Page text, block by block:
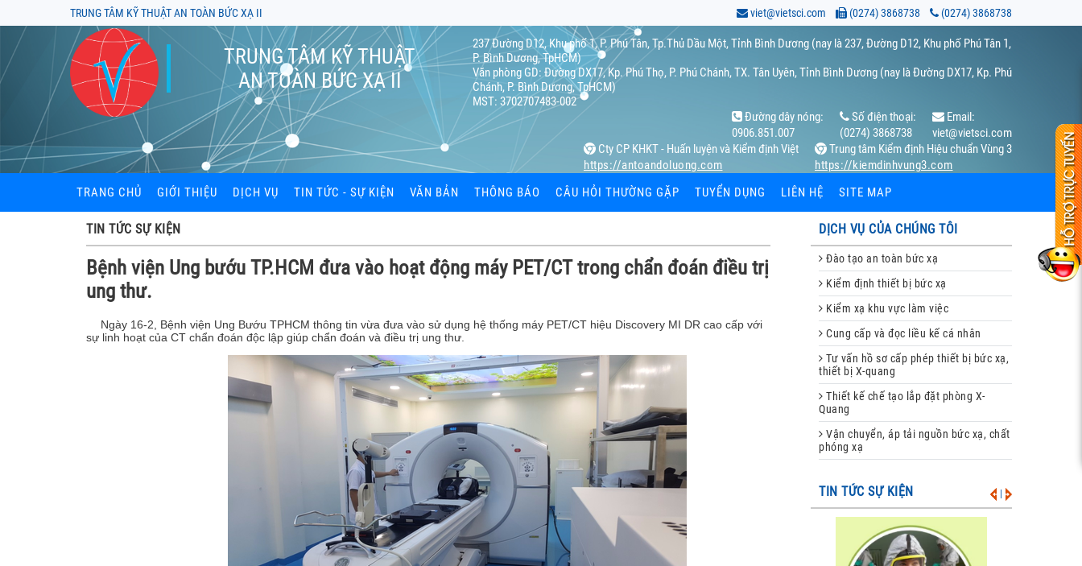
TRUNG TÂM KỸ THUẬT AN TOÀN BỨC XẠ II (0274) 3868738
(0274) 3868738
viet@vietsci.com
TRUNG TÂM KỸ THUẬT
AN TOÀN BỨC XẠ II
237 Đường D12, Khu phố 1, P. Phú Tân, Tp.Thủ Dầu Một, Tỉnh Bình Dương (nay là 237, Đường D12, Khu phố Phú Tân 1,
P. Bình Dương, TpHCM)
Văn phòng GD: Đường DX17, Kp. Phú Thọ, P. Phú Chánh, TX. Tân Uyên, Tỉnh Bình Dương (nay là Đường DX17, Kp. Phú
Chánh, P. Bình Dương, TpHCM)
MST: 3702707483-002
Email:
viet@vietsci.com
Số điện thoại:
(0274) 3868738
Đường dây nóng:
0906.851.007
Trung tâm Kiểm định Hiệu chuẩn Vùng 3
https://kiemdinhvung3.com
Cty CP KHKT - Huấn luyện và Kiểm định Việt
https://antoandoluong.com
TRANG CHỦ
GIỚI THIỆU DỊCH VỤ
Kiểm định thiết bị bức xạ
Tư vấn hồ sơ cấp phép thiết bị bức
xạ, thiết bị X-quang
Thiết kế chế tạo lắp đặt phòng X-
Quang
Vận chuyển, áp tải nguồn bức xạ,
TIN TỨC - SỰ KIỆN VĂN BẢN THÔNG BÁO CÂU HỎI THƯỜNG GẶP TUYỂN DỤNG LIÊN HỆ SITE MAP
TIN TỨC SỰ KIỆN
Bệnh viện Ung bướu TP.HCM đưa vào hoạt động máy PET/CT trong chẩn đoán điều trị
ung thư.
Ngày 16-2, Bệnh viện Ung Bướu TPHCM thông tin vừa đưa vào sử dụng hệ thống máy PET/CT hiệu Discovery MI DR cao cấp với
sự linh hoạt của CT chẩn đoán độc lập giúp chẩn đoán và điều trị ung thư.
DỊCH VỤ CỦA CHÚNG TÔI
Đào tạo an toàn bức xạ
Kiểm định thiết bị bức xạ
Kiểm xạ khu vực làm việc
Cung cấp và đọc liều kế cá nhân
Tư vấn hồ sơ cấp phép thiết bị bức xạ,
thiết bị X-quang
Thiết kế chế tạo lắp đặt phòng X-
Quang
Vận chuyển, áp tải nguồn bức xạ, chất
phóng xạ
TIN TỨC SỰ KIỆN